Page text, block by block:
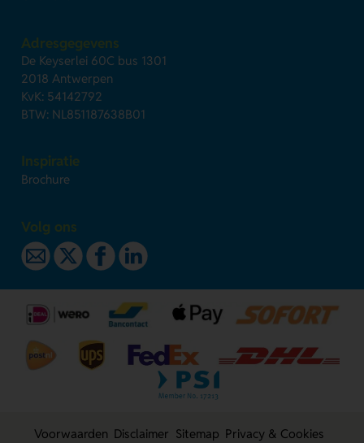
Adresgegevens
De Keyserlei 60C bus 1301
2018 Antwerpen
KvK: 54142792
BTW: NL851187638B01
Inspiratie
Brochure
Volg ons
Voorwaarden Disclaimer Sitemap Privacy & Cookies